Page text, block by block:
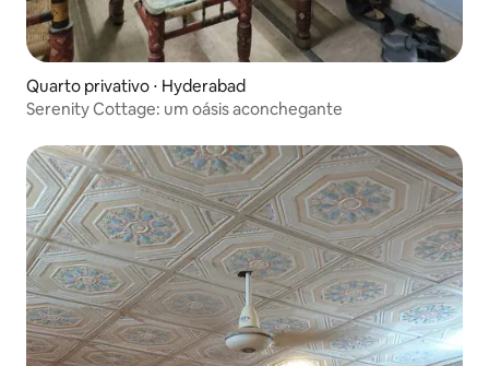
Quarto privativo ⋅ Hyderabad
Serenity Cottage: um oásis aconchegante